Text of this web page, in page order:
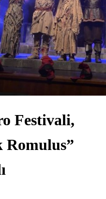
Festivali,
Romulus”